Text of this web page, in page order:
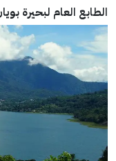
الطابع العام لبحيرة